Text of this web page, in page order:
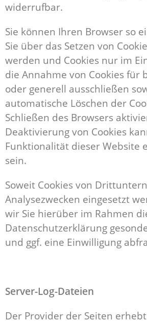
widerrufbar.
Sie können Ihren Browser so
Sie über das Setzen von
werden und Cookies nur im
die Annahme von Cookies für
oder generell ausschließen
automatische Löschen der
Schließen des Browsers
Deaktivierung von Cookies
Funktionalität dieser Website
sein.
Soweit Cookies von
Analysezwecken eingesetzt
wir Sie hierüber im Rahmen
Datenschutzerklärung
und ggf. eine Einwilligung
Server-Log-Dateien
Der Provider der Seiten